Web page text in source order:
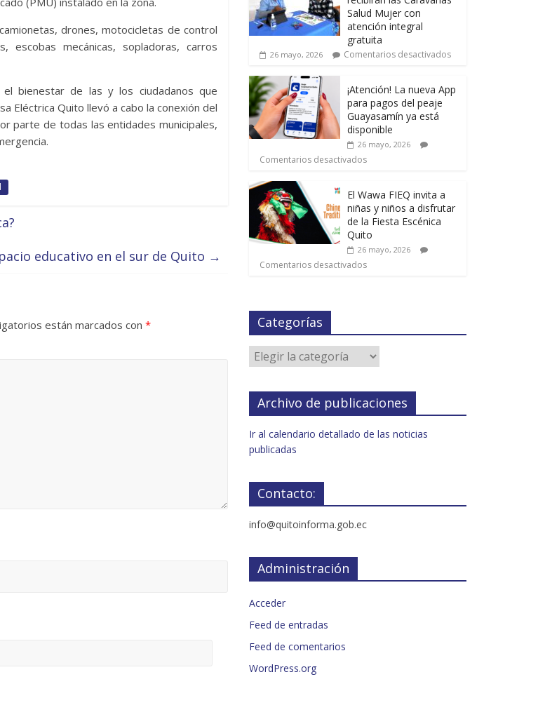
drones, motocicletas de control
escobas mecánicas, sopladoras, carros
bienestar de las y los ciudadanos que
Eléctrica Quito llevó a cabo la conexión del
parte de todas las entidades municipales,
educativo en el sur de Quito →
están marcados con *
Salud Mujer con
atención integral
gratuita
26 mayo, 2026 Comentarios desactivados
¡Atención! La nueva App
para pagos del peaje
Guayasamín ya está
disponible
26 mayo, 2026
Comentarios desactivados
El Wawa FIEQ invita a
niñas y niños a disfrutar
de la Fiesta Escénica
Quito
26 mayo, 2026
Comentarios desactivados
Categorías
Archivo de publicaciones
Ir al calendario detallado de las noticias
publicadas
Contacto:
info@quitoinforma.gob.ec
Administración
Acceder
Feed de entradas
Feed de comentarios
WordPress.org